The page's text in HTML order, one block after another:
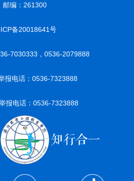
邮编：261300
备20018641号
7030333，0536-2079888
报电话：0536-7323888
报电话：0536-7323888